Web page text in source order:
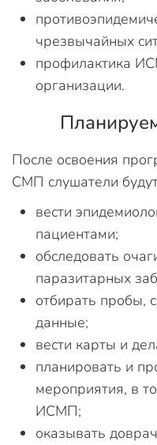
чрезвычайных
профилактика
организации.
После освоения
СМП слушатели
вести
пациентами;
обследовать
паразитарных
отбирать пробы,
данные;
вести карты и
планировать и
мероприятия, в
ИСМП;
оказывать